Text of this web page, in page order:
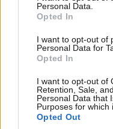
Personal Data.
Opted In
I want to opt-out of
Personal Data for
Opted In
I want to opt-out of
Retention, Sale,
Personal Data that
Purposes for which
Opted Out
από την ΕΡΤ,
μεταχείριση των
πράξη του αποκτά
ταραγμένη πολιτικά
ανακατατάξεις.